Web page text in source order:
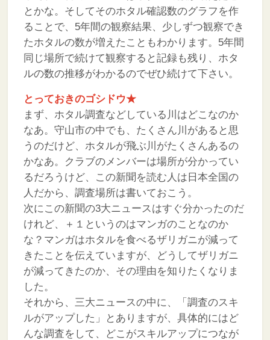
とかな。そしてそのホタル確認数のグラフを作
ることで、5年間の観察結果、少しずつ観察でき
たホタルの数が増えたこともわかります。5年間
同じ場所で続けて観察すると記録も残り、ホタ
ルの数の推移がわかるのでぜひ続けて下さい。
とっておきのゴシドウ★
まず、ホタル調査などしている川はどこなのか
なあ。守山市の中でも、たくさん川があると思
うのだけど、ホタルが飛ぶ川がたくさんあるの
かなあ。クラブのメンバーは場所が分かってい
るだろうけど、この新聞を読む人は日本全国の
人だから、調査場所は書いておこう。
次にこの新聞の3大ニュースはすぐ分かったのだ
けれど、＋１というのはマンガのことなのか
な？マンガはホタルを食べるザリガニが減って
きたことを伝えていますが、どうしてザリガニ
が減ってきたのか、その理由を知りたくなりま
した。
それから、三大ニュースの中に、「調査のスキ
ルがアップした」とありますが、具体的にはど
んな調査をして、どこがスキルアップにつなが